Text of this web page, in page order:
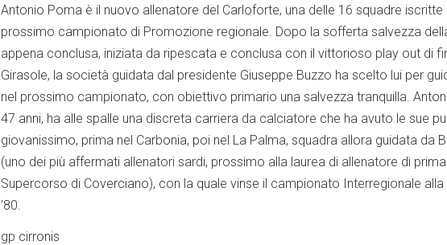
Antonio Poma è il nuovo allenatore del Carloforte, una delle 16 squadre iscritte
prossimo campionato di Promozione regionale. Dopo la sofferta salvezza
appena conclusa, iniziata da ripescata e conclusa con il vittorioso play out di
Girasole, la società guidata dal presidente Giuseppe Buzzo ha scelto lui per
nel prossimo campionato, con obiettivo primario una salvezza tranquilla.
47 anni, ha alle spalle una discreta carriera da calciatore che ha avuto le sue
giovanissimo, prima nel Carbonia, poi nel La Palma, squadra allora guidata da
(uno dei più affermati allenatori sardi, prossimo alla laurea di allenatore di
Supercorso di Coverciano), con la quale vinse il campionato Interregionale alla
’80.
gp cirronis